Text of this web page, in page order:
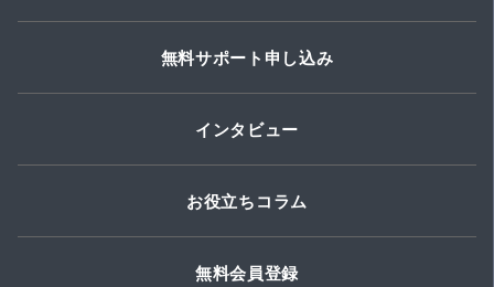
無料サポート申し込み
インタビュー
お役立ちコラム
無料会員登録